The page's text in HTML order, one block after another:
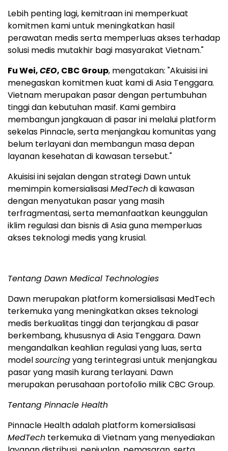
Lebih penting lagi, kemitraan ini memperkuat
komitmen kami untuk meningkatkan hasil
perawatan medis serta memperluas akses terhadap
solusi medis mutakhir bagi masyarakat Vietnam."
Fu Wei,CEO, CBC Group, mengatakan: "Akuisisi ini
menegaskan komitmen kuat kami di Asia Tenggara.
Vietnam merupakan pasar dengan pertumbuhan
tinggi dan kebutuhan masif. Kami gembira
membangun jangkauan di pasar ini melalui platform
sekelas Pinnacle, serta menjangkau komunitas yang
belum terlayani dan membangun masa depan
layanan kesehatan di kawasan tersebut."
Akuisisi ini sejalan dengan strategi Dawn untuk
memimpin komersialisasiMedTechdi kawasan
dengan menyatukan pasar yang masih
terfragmentasi, serta memanfaatkan keunggulan
iklim regulasi dan bisnis di Asia guna memperluas
akses teknologi medis yang krusial.
Tentang Dawn Medical Technologies
Dawn merupakan platform komersialisasi MedTech
terkemuka yang meningkatkan akses teknologi
medis berkualitas tinggi dan terjangkau di pasar
berkembang, khususnya di Asia Tenggara. Dawn
mengandalkan keahlian regulasi yang luas, serta
modelsourcingyang terintegrasi untuk menjangkau
pasar yang masih kurang terlayani. Dawn
merupakan perusahaan portofolio milik CBC Group.
Tentang Pinnacle Health
Pinnacle Health adalah platform komersialisasi
MedTech terkemuka di Vietnam yang menyediakan